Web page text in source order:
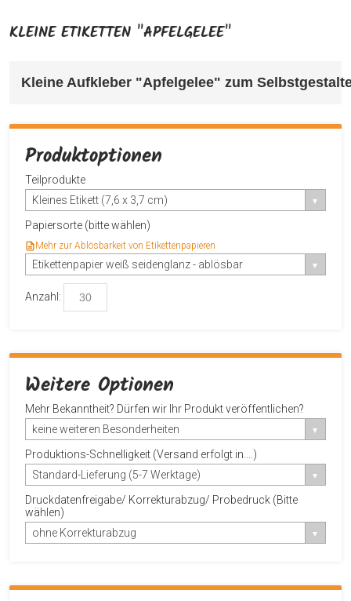
KLEINE ETIKETTEN "APFELGELEE"
Kleine Aufkleber "Apfelgelee" zum
Produktoptionen
Teilprodukte
Kleines Etikett (7,6 x 3,7 cm)
Papiersorte (bitte wählen)
Mehr zur Ablösbarkeit von Etikettenpapieren
Etikettenpapier weiß seidenglanz - ablösbar
Anzahl:
Weitere Optionen
Mehr Bekanntheit? Dürfen wir Ihr Produkt veröffentlichen?
keine weiteren Besonderheiten
Produktions-Schnelligkeit (Versand erfolgt in....)
Standard-Lieferung (5-7 Werktage)
Druckdatenfreigabe/ Korrekturabzug/ Probedruck (Bitte
wählen)
ohne Korrekturabzug